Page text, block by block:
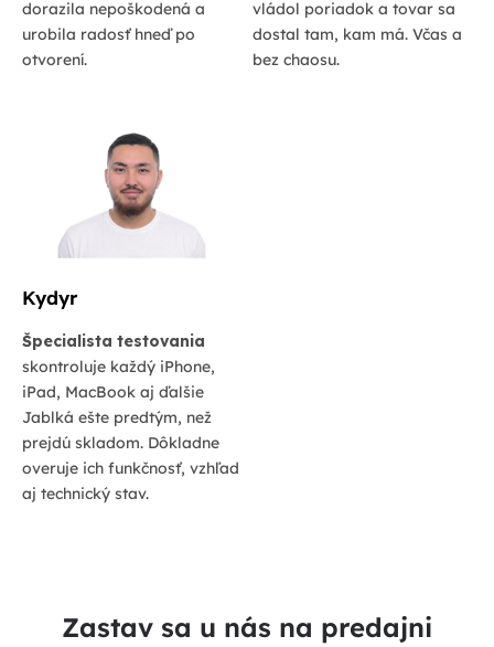
dorazila nepoškodená a
urobila radosť hneď po
otvorení.
vládol poriadok a tovar sa
dostal tam, kam má. Včas a
bez chaosu.
Kydyr
Špecialista testovania
skontroluje každý iPhone,
iPad, MacBook aj ďalšie
Jablká ešte predtým, než
prejdú skladom. Dôkladne
overuje ich funkčnosť, vzhľad
aj technický stav.
Zastav sa u nás na predajni